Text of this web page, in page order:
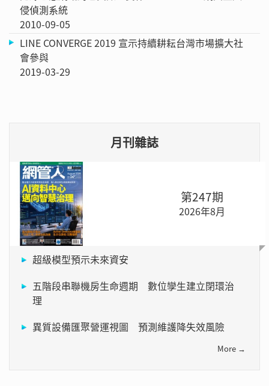
侵偵測系統
2010-09-05
LINE CONVERGE 2019 宣示持續耕耘台灣市場擴大社
會參與
2019-03-29
月刊雜誌
第247期
2026年8月
超級模型預示未來資安
五階段串聯機房生命週期 數位孿生建立閉環治
理
異質設備匯聚營運視圖 預測維護降失效風險
More →